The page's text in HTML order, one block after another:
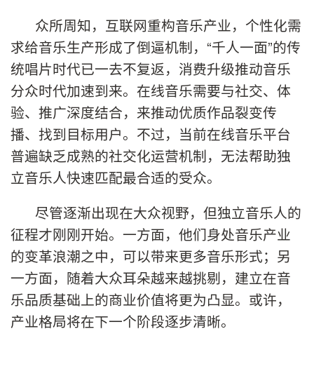
众所周知，互联网重构音乐产业，个性化需
求给音乐生产形成了倒逼机制，“千人一面”的传
统唱片时代已一去不复返，消费升级推动音乐
分众时代加速到来。在线音乐需要与社交、体
验、推广深度结合，来推动优质作品裂变传
播、找到目标用户。不过，当前在线音乐平台
普遍缺乏成熟的社交化运营机制，无法帮助独
立音乐人快速匹配最合适的受众。
尽管逐渐出现在大众视野，但独立音乐人的
征程才刚刚开始。一方面，他们身处音乐产业
的变革浪潮之中，可以带来更多音乐形式；另
一方面，随着大众耳朵越来越挑剔，建立在音
乐品质基础上的商业价值将更为凸显。或许，
产业格局将在下一个阶段逐步清晰。